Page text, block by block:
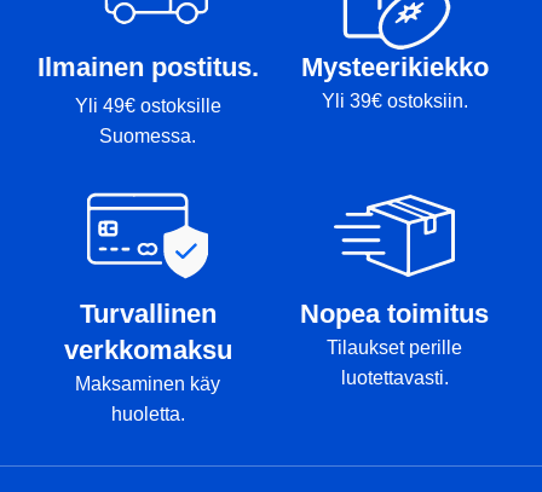
Ilmainen postitus.
Yli 49€ ostoksille
Suomessa.
Mysteerikiekko
Yli 39€ ostoksiin.
Turvallinen
verkkomaksu
Maksaminen käy
huoletta.
Nopea toimitus
Tilaukset perille
luotettavasti.